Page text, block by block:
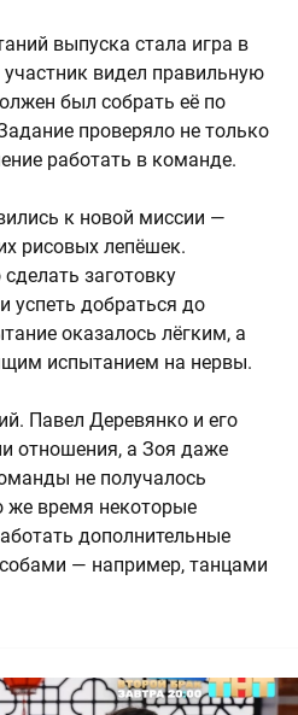
выпуска стала игра в
видел правильную
был собрать её по
проверяло не только
работать в команде.
к новой миссии —
рисовых лепёшек.
заготовку
успеть добраться до
оказалось лёгким, а
испытанием на нервы.
Павел Деревянко и его
отношения, а Зоя даже
не получалось
же время некоторые
дополнительные
— например, танцами